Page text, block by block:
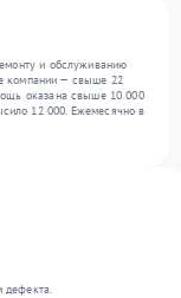
и обслуживанию
компании — свыше 22
оказана свыше 10 000
12 000. Ежемесячно в
. Мы беремся за задачи
отлаженным
дефекта.